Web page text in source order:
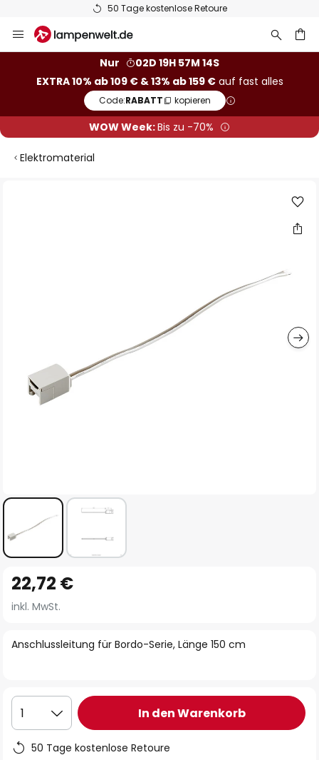
50 Tage kostenlose Retoure
Inhalt
Nur
02D 19H 57M 14S
EXTRA 10% ab 109 € & 13% ab 159 €auf fast alles
Code:RABATT kopieren
WOW Week:Bis zu -70%
Elektromaterial
Anfang
der
springen
Anschlussleitung für Bordo-Serie, Länge 150 cm
22,72 €
inkl. MwSt.
1 In den Warenkorb
50 Tage kostenlose Retoure